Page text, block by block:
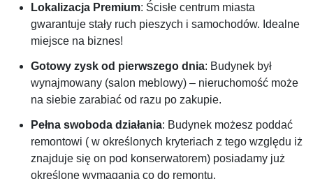
Lokalizacja Premium: Ścisłe centrum miasta
gwarantuje stały ruch pieszych i samochodów. Idealne
miejsce na biznes!
Gotowy zysk od pierwszego dnia: Budynek był
wynajmowany (salon meblowy) – nieruchomość może
na siebie zarabiać od razu po zakupie.
Pełna swoboda działania: Budynek możesz poddać
remontowi ( w określonych kryteriach z tego względu iż
znajduje się on pod konserwatorem) posiadamy już
określone wymagania co do remontu.